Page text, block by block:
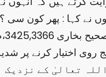
نے کہا : پھر کون سی
مسلم :520)
اختیار کرنے پر
تعالیٰ کے